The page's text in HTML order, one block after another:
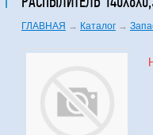
ГЛАВНАЯ → Каталог →